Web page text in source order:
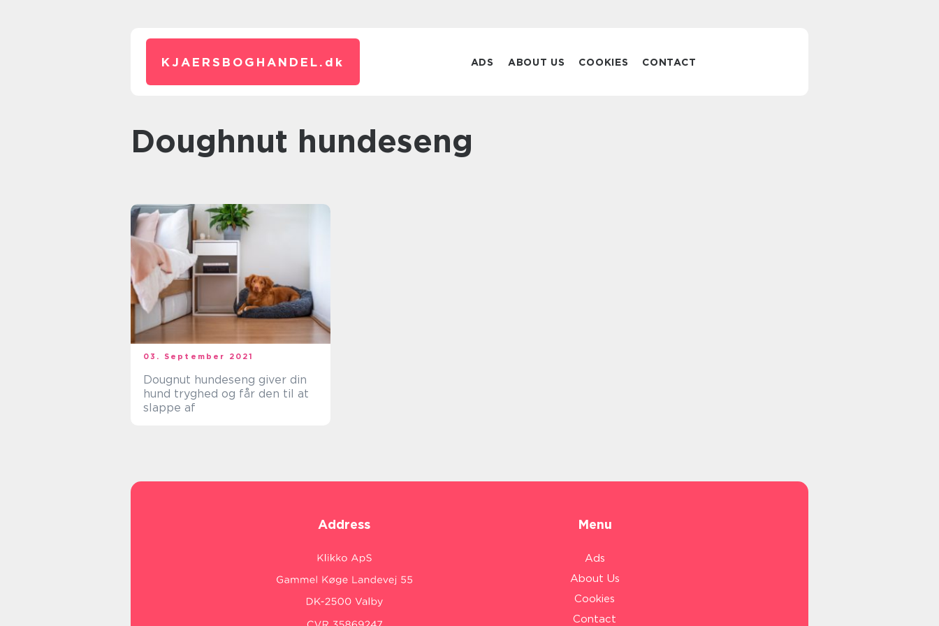
KJAERSBOGHANDEL. dk ADS ABOUT US COOKIES CONTACT
doughnut hundeseng
03. September 2021
Dougnut hundeseng giver din
hund tryghed og får den til at
slappe af
Address Menu
Ads
About Us
Cookies
Contact